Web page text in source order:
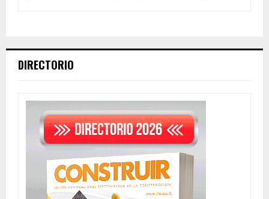
DIRECTORIO